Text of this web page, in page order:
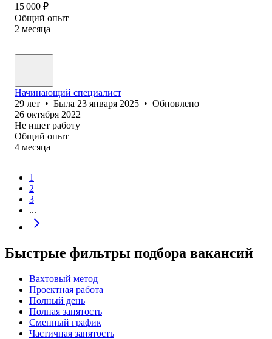
15 000 ₽
Общий опыт
2 месяца
Начинающий специалист
29 лет • Была 23 января 2025 • Обновлено
26 октября 2022
Не ищет работу
Общий опыт
4 месяца
1
2
3
...
Быстрые фильтры подбора вакансий
Вахтовый метод
Проектная работа
Полный день
Полная занятость
Сменный график
Частичная занятость